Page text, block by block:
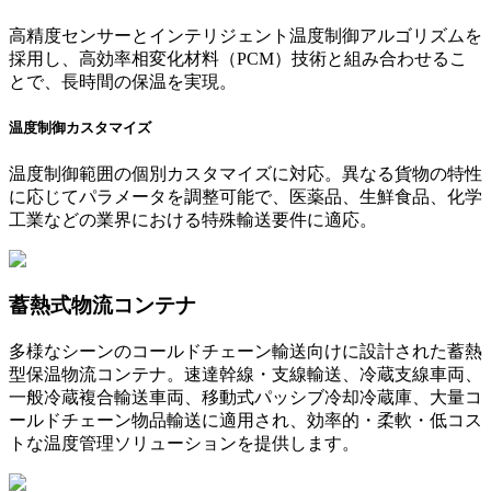
高精度センサーとインテリジェント温度制御アルゴリズムを
採用し、高効率相変化材料（PCM）技術と組み合わせるこ
とで、長時間の保温を実現。
温度制御カスタマイズ
温度制御範囲の個別カスタマイズに対応。異なる貨物の特性
に応じてパラメータを調整可能で、医薬品、生鮮食品、化学
工業などの業界における特殊輸送要件に適応。
蓄熱式物流コンテナ
多様なシーンのコールドチェーン輸送向けに設計された蓄熱
型保温物流コンテナ。速達幹線・支線輸送、冷蔵支線車両、
一般冷蔵複合輸送車両、移動式パッシブ冷却冷蔵庫、大量コ
ールドチェーン物品輸送に適用され、効率的・柔軟・低コス
トな温度管理ソリューションを提供します。